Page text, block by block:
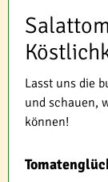
Lasst uns die
und schauen,
können!